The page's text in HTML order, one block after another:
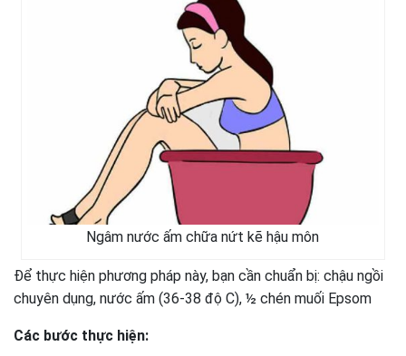
Ngâm nước ấm chữa nứt kẽ hậu môn
Để thực hiện phương pháp này, bạn cần chuẩn bị: chậu ngồi
chuyên dụng, nước ấm (36-38 độ C), ½ chén muối Epsom
Các bước thực hiện: